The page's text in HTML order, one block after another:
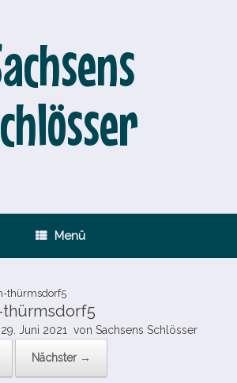
Menü
​thürmsdorf5
29. Juni 2021 von Sachsens Schlösser
Nächster →